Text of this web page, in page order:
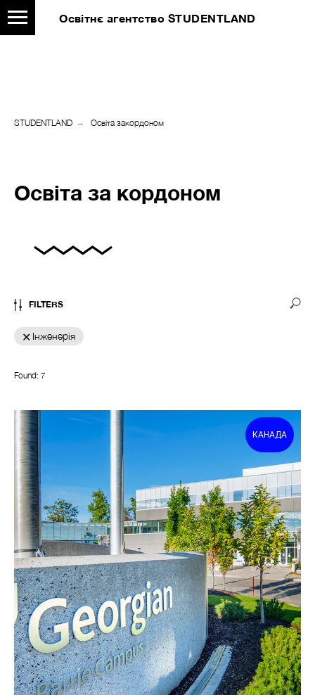
Освітнє агентство STUDENTLAND
STUDENTLAND → Освіта закордоном
Освіта за кордоном
FILTERS
Інженерія
Found: 7
КАНАДА